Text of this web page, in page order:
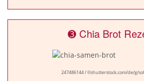
➌ Chia Brot
247486144 / ©shutterstock.com/de/g/